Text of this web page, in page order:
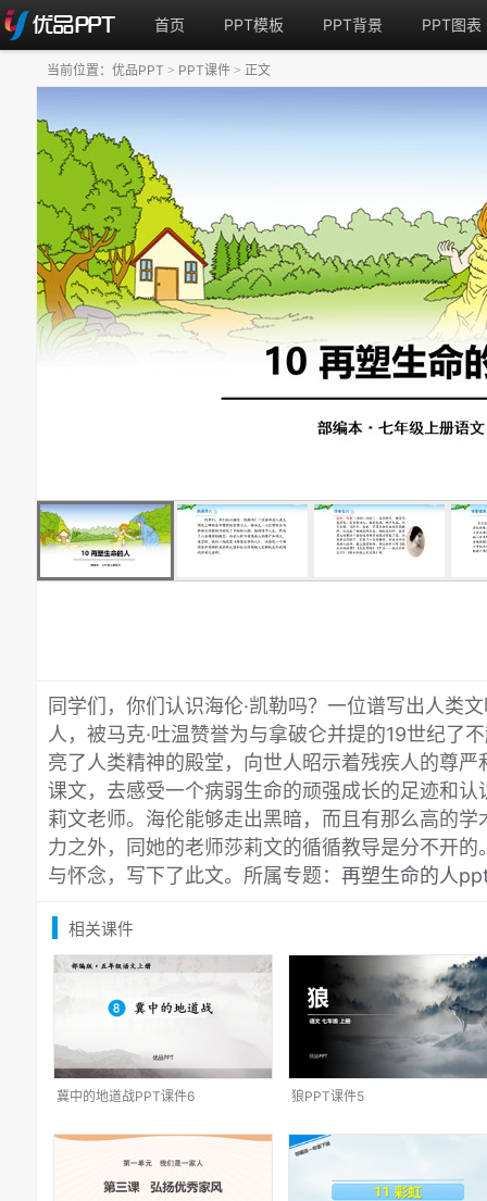
首页 PPT模板 PPT背景 PPT图表
同学们，你们认识海伦·凯勒吗？一位谱写出人类
人，被马克·吐温赞誉为与拿破仑并提的19世纪了
亮了人类精神的殿堂，向世人昭示着残疾人的尊
课文，去感受一个病弱生命的顽强成长的足迹和
莉文老师。海伦能够走出黑暗，而且有那么高的
力之外，同她的老师莎莉文的循循教导是分不开
与怀念，写下了此文。所属专题： 再塑生命的人
当前位置： 优品PPT > PPT课件 > 正文
相关课件
冀中的地道战PPT课件6 狼PPT课件5